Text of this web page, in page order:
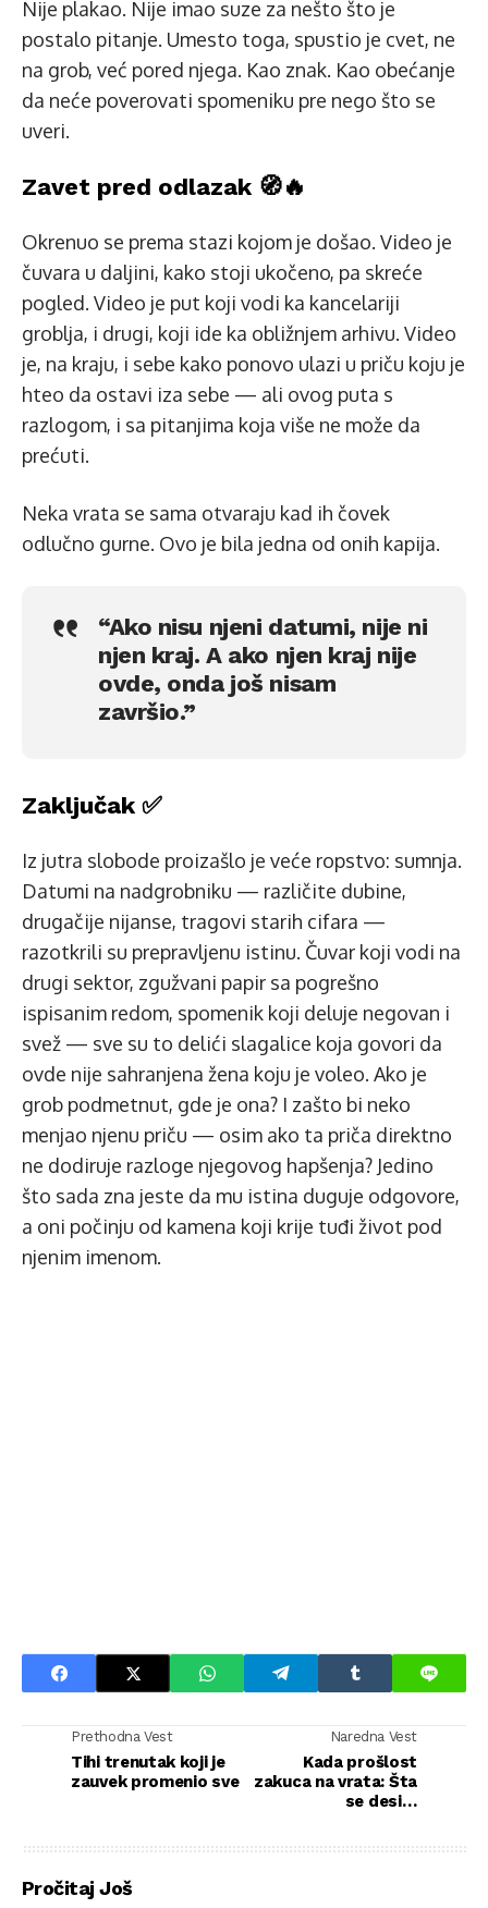
Nije plakao. Nije imao suze za nešto što je
postalo pitanje. Umesto toga, spustio je cvet, ne
na grob, već pored njega. Kao znak. Kao obećanje
da neće poverovati spomeniku pre nego što se
uveri.
Zavet pred odlazak 🧭🔥
Okrenuo se prema stazi kojom je došao. Video je
čuvara u daljini, kako stoji ukočeno, pa skreće
pogled. Video je put koji vodi ka kancelariji
groblja, i drugi, koji ide ka obližnjem arhivu. Video
je, na kraju, i sebe kako ponovo ulazi u priču koju je
hteo da ostavi iza sebe — ali ovog puta s
razlogom, i sa pitanjima koja više ne može da
prećuti.
Neka vrata se sama otvaraju kad ih čovek
odlučno gurne. Ovo je bila jedna od onih kapija.
“Ako nisu njeni datumi, nije ni
njen kraj. A ako njen kraj nije
ovde, onda još nisam
završio.”
Zaključak ✅
Iz jutra slobode proizašlo je veće ropstvo: sumnja.
Datumi na nadgrobniku — različite dubine,
drugačije nijanse, tragovi starih cifara —
razotkrili su prepravljenu istinu. Čuvar koji vodi na
drugi sektor, zgužvani papir sa pogrešno
ispisanim redom, spomenik koji deluje negovan i
svež — sve su to delići slagalice koja govori da
ovde nije sahranjena žena koju je voleo. Ako je
grob podmetnut, gde je ona? I zašto bi neko
menjao njenu priču — osim ako ta priča direktno
ne dodiruje razloge njegovog hapšenja? Jedino
što sada zna jeste da mu istina duguje odgovore,
a oni počinju od kamena koji krije tuđi život pod
njenim imenom.
Prethodna Vest
Tihi trenutak koji je
zauvek promenio sve
Naredna Vest
Kada prošlost
zakuca na vrata: Šta
se desilo
Pročitaj Još